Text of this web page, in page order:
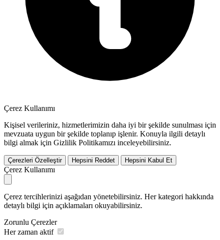
Çerez Kullanımı
Kişisel verileriniz, hizmetlerimizin daha iyi bir şekilde sunulması için
mevzuata uygun bir şekilde toplanıp işlenir. Konuyla ilgili detaylı
bilgi almak için Gizlilik Politikamızı inceleyebilirsiniz.
Çerezleri Özelleştir Hepsini Reddet Hepsini Kabul Et
Çerez Kullanımı
Çerez tercihlerinizi aşağıdan yönetebilirsiniz. Her kategori hakkında
detaylı bilgi için açıklamaları okuyabilirsiniz.
Zorunlu Çerezler
Her zaman aktif